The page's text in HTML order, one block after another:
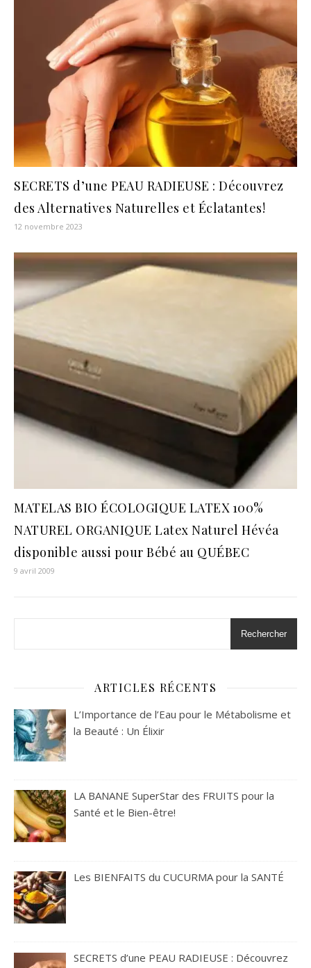
SECRETS d’une PEAU RADIEUSE : Découvrez
des Alternatives Naturelles et Éclatantes!
12 novembre 2023
MATELAS BIO ÉCOLOGIQUE LATEX 100%
NATUREL ORGANIQUE Latex Naturel Hévéa
disponible aussi pour Bébé au QUÉBEC
9 avril 2009
Rechercher
ARTICLES RÉCENTS
L’Importance de l’Eau pour le Métabolisme et
la Beauté : Un Élixir
LA BANANE SuperStar des FRUITS pour la
Santé et le Bien-être!
Les BIENFAITS du CUCURMA pour la SANTÉ
SECRETS d’une PEAU RADIEUSE : Découvrez